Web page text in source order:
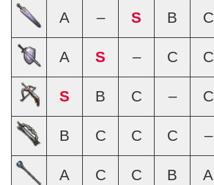
A – S B C
A S – C C
S B C – C
B C C C –
A C C B A